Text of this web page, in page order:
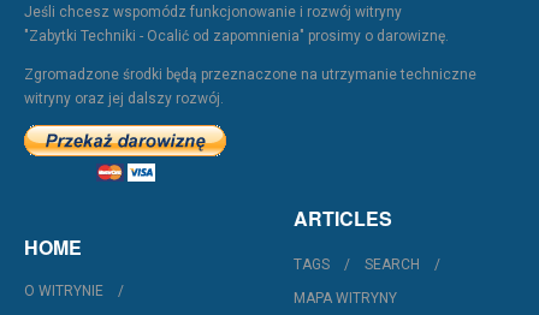
Jeśli chcesz wspomódz funkcjonowanie i rozwój witryny
"Zabytki Techniki - Ocalić od zapomnienia" prosimy o darowiznę.
Zgromadzone środki będą przeznaczone na utrzymanie techniczne
witryny oraz jej dalszy rozwój.
HOME
O WITRYNIE
ARTICLES
TAGS
SEARCH
MAPA WITRYNY